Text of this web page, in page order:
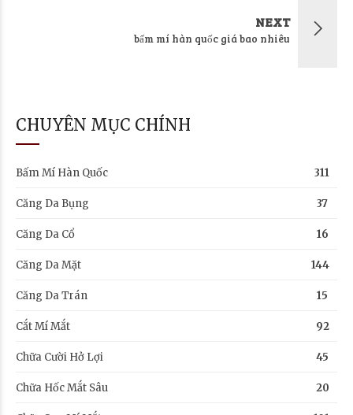
NEXT
bấm mí hàn quốc giá bao nhiêu
CHUYÊN MỤC CHÍNH
Bấm Mí Hàn Quốc 311
Căng Da Bụng 37
Căng Da Cổ 16
Căng Da Mặt 144
Căng Da Trán 15
Cắt Mí Mắt 92
Chữa Cười Hở Lợi 45
Chữa Hốc Mắt Sâu 20